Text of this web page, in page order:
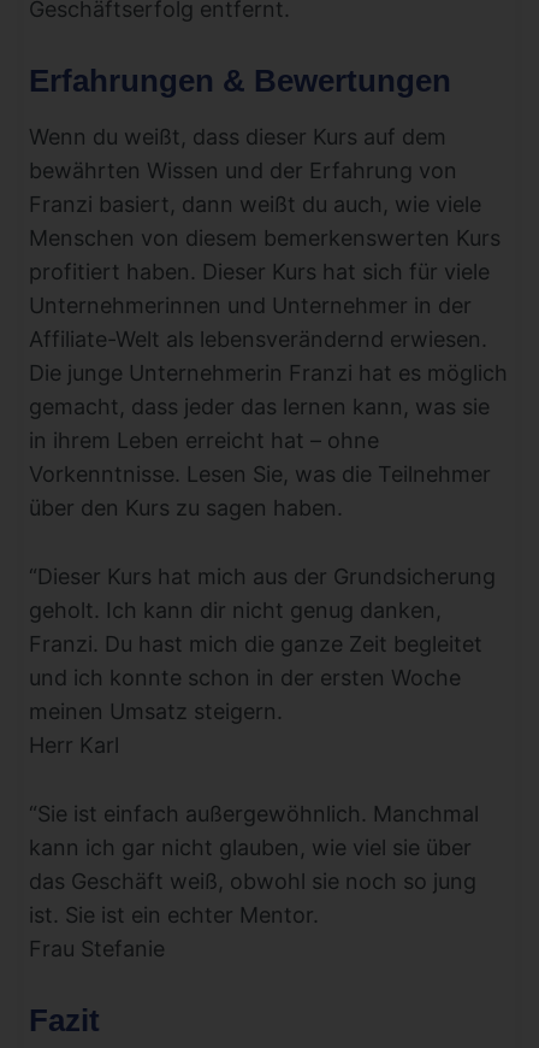
Geschäftserfolg entfernt.
Erfahrungen & Bewertungen
Wenn du weißt, dass dieser Kurs auf dem
bewährten Wissen und der Erfahrung von
Franzi basiert, dann weißt du auch, wie viele
Menschen von diesem bemerkenswerten Kurs
profitiert haben. Dieser Kurs hat sich für viele
Unternehmerinnen und Unternehmer in der
Affiliate-Welt als lebensverändernd erwiesen.
Die junge Unternehmerin Franzi hat es möglich
gemacht, dass jeder das lernen kann, was sie
in ihrem Leben erreicht hat – ohne
Vorkenntnisse. Lesen Sie, was die Teilnehmer
über den Kurs zu sagen haben.
“Dieser Kurs hat mich aus der Grundsicherung
geholt. Ich kann dir nicht genug danken,
Franzi. Du hast mich die ganze Zeit begleitet
und ich konnte schon in der ersten Woche
meinen Umsatz steigern.
Herr Karl
“Sie ist einfach außergewöhnlich. Manchmal
kann ich gar nicht glauben, wie viel sie über
das Geschäft weiß, obwohl sie noch so jung
ist. Sie ist ein echter Mentor.
Frau Stefanie
Fazit